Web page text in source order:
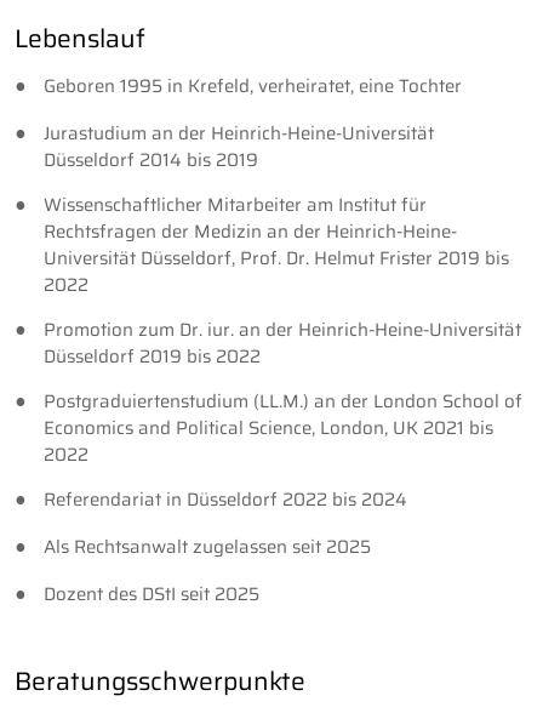
Lebenslauf
Geboren 1995 in Krefeld, verheiratet, eine Tochter
Jurastudium an der Heinrich-Heine-Universität
Düsseldorf 2014 bis 2019
Wissenschaftlicher Mitarbeiter am Institut für
Rechtsfragen der Medizin an der Heinrich-Heine-
Universität Düsseldorf, Prof. Dr. Helmut Frister 2019 bis
2022
Promotion zum Dr. iur. an der Heinrich-Heine-Universität
Düsseldorf 2019 bis 2022
Postgraduiertenstudium (LL.M.) an der London School of
Economics and Political Science, London, UK 2021 bis
2022
Referendariat in Düsseldorf 2022 bis 2024
Als Rechtsanwalt zugelassen seit 2025
Dozent des DStI seit 2025
Beratungsschwerpunkte